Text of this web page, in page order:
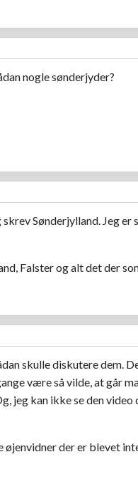
nogle sønderjyder?
Sønderjylland. Jeg
Falster og alt det der
skulle diskutere dem.
være så vilde, at går
jeg kan ikke se den
øjenvidner der er blevet